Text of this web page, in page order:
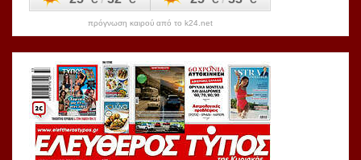
πρόγνωση καιρού από το k24.net